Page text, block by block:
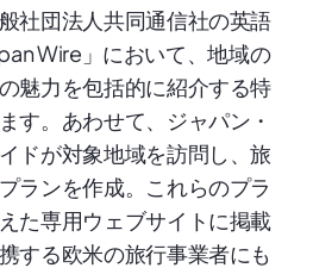
社団法人共同通信社の英語
Wire」において、地域の
魅力を包括的に紹介する特
す。あわせて、ジャパン・
ドが対象地域を訪問し、旅
ランを作成。これらのプラ
た専用ウェブサイトに掲載
する欧米の旅行事業者にも